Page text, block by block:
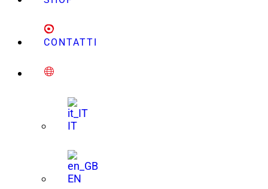
CONTATTI
IT
EN